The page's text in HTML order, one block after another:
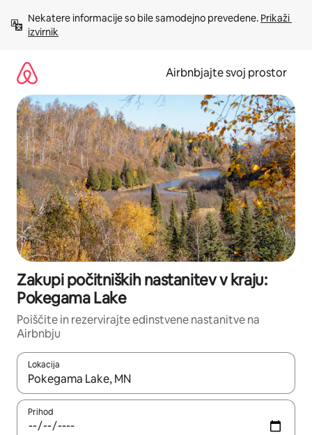
vsebino
Nekatere informacije so bile samodejno prevedene. Prikaži
izvirnik
Airbnbjajte svoj prostor
Zakupi počitniških nastanitev v kraju:
Pokegama Lake
Poiščite in rezervirajte edinstvene nastanitve na
Airbnbju
Lokacija
Ko so rezultati na voljo, krmarite s puščičnima tipkama gor in
Prihod